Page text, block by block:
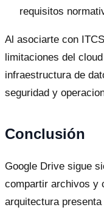
requisitos
Al asociarte con
limitaciones del
infraestructura de
seguridad y
Conclusión
Google Drive sigue
compartir archivos y
arquitectura